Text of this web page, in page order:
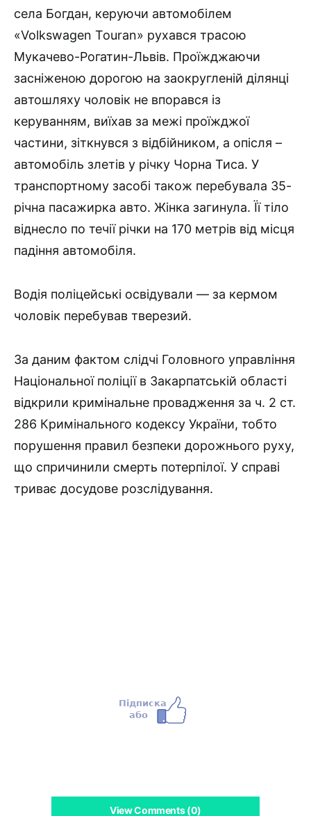
села Богдан, керуючи автомобілем
«Volkswagen Touran» рухався трасою
Мукачево-Рогатин-Львів. Проїжджаючи
засніженою дорогою на заокругленій ділянці
автошляху чоловік не впорався із
керуванням, виїхав за межі проїжджої
частини, зіткнувся з відбійником, а опісля –
автомобіль злетів у річку Чорна Тиса. У
транспортному засобі також перебувала 35-
річна пасажирка авто. Жінка загинула. Її тіло
віднесло по течії річки на 170 метрів від місця
падіння автомобіля.
Водія поліцейські освідували — за кермом
чоловік перебував тверезий.
За даним фактом слідчі Головного управління
Національної поліції в Закарпатській області
відкрили кримінальне провадження за ч. 2 ст.
286 Кримінального кодексу України, тобто
порушення правил безпеки дорожнього руху,
що спричинили смерть потерпілої. У справі
триває досудове розслідування.
View Comments (0)